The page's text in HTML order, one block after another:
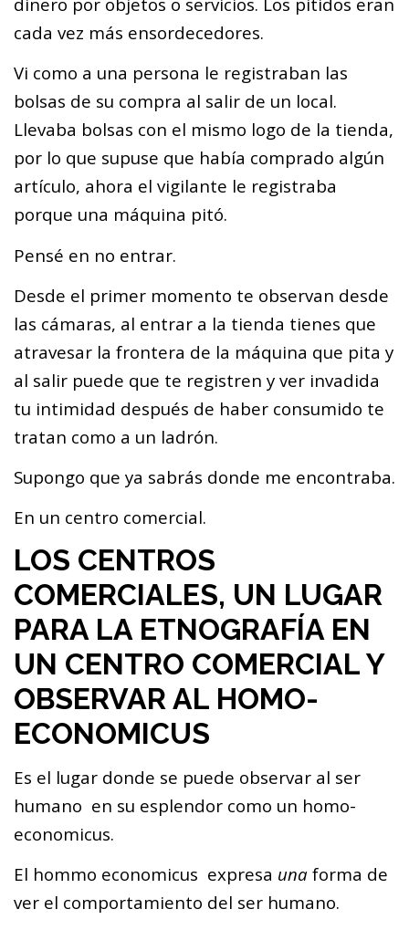
cada vez más ensordecedores.
Vi como a una persona le registraban las
bolsas de su compra al salir de un local.
Llevaba bolsas con el mismo logo de la tienda,
por lo que supuse que había comprado algún
artículo, ahora el vigilante le registraba
porque una máquina pitó.
Pensé en no entrar.
Desde el primer momento te observan desde
las cámaras, al entrar a la tienda tienes que
atravesar la frontera de la máquina que pita y
al salir puede que te registren y ver invadida
tu intimidad después de haber consumido te
tratan como a un ladrón.
Supongo que ya sabrás donde me encontraba.
En un centro comercial.
LOS CENTROS
COMERCIALES, UN LUGAR
PARA LA ETNOGRAFÍA EN
UN CENTRO COMERCIAL Y
OBSERVAR AL HOMO-
ECONOMICUS
Es el lugar donde se puede observar al ser
humano en su esplendor como un homo-
economicus.
El hommo economicus expresa una forma de
ver el comportamiento del ser humano.